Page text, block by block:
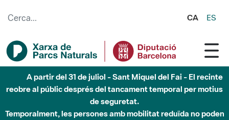
CA ES
A partir del 31 de juliol - Sant Miquel del Fai - El recinte
reobre al públic després del tancament temporal per motius
de seguretat.
Temporalment, les persones amb mobilitat reduïda no poden